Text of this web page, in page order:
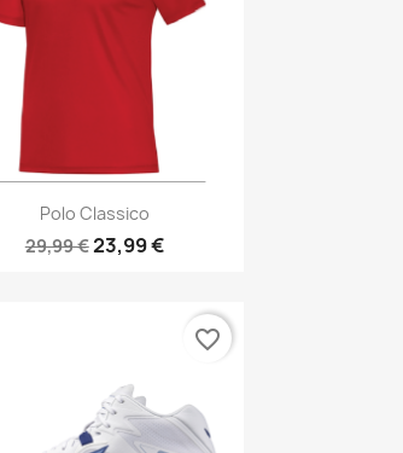
Aperçu rapide
Polo Classico
29,99 €23,99 €
favorite_border